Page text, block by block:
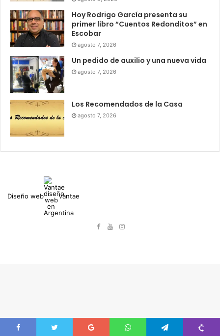
Hoy Rodrigo García presenta su
primer libro “Cuentos Redonditos” en
Escobar
agosto 7, 2026
Un pedido de auxilio y una nueva vida
agosto 7, 2026
Los Recomendados de la Casa
agosto 7, 2026
Diseño web Vantae